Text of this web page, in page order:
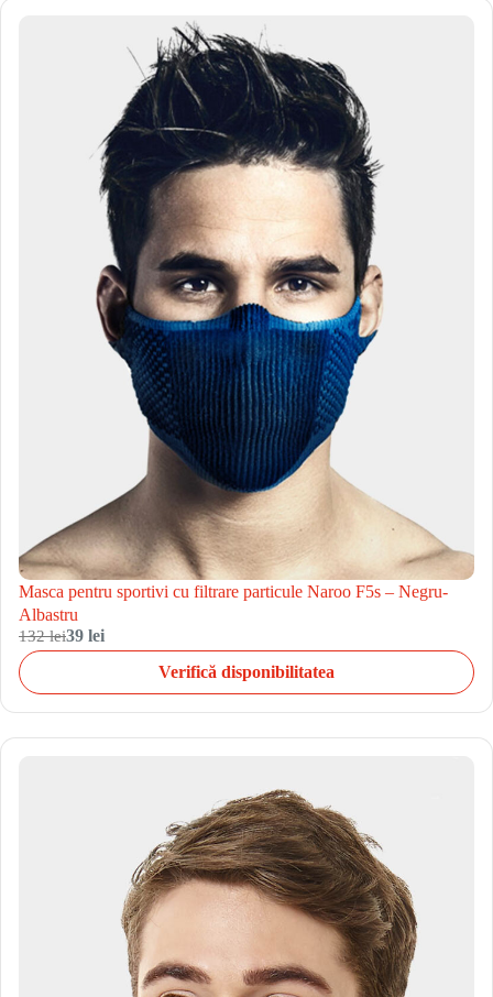
Masca pentru sportivi cu filtrare particule Naroo F5s – Negru-
Albastru
132 lei39 lei
Verifică disponibilitatea